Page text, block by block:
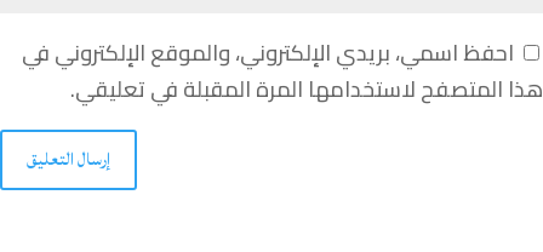
احفظ اسمي، بريدي الإلكتروني، والموقع الإلكتروني في
هذا المتصفح لاستخدامها المرة المقبلة في تعليقي.
إرسال التعليق